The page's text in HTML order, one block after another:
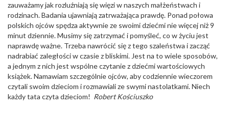
zauważamy jak rozluźniają się więzi w naszych małżeństwach i
rodzinach. Badania ujawniają zatrważająca prawdę. Ponad połowa
polskich ojców spędza aktywnie ze swoimi dziećmi nie więcej niż 9
minut dziennie. Musimy się zatrzymać i pomyśleć, co w życiu jest
naprawdę ważne. Trzeba nawrócić się z tego szaleństwa i zacząć
nadrabiać zaległości w czasie z bliskimi. Jest na to wiele sposobów,
a jednym z nich jest wspólne czytanie z dziećmi wartościowych
książek. Namawiam szczególnie ojców, aby codziennie wieczorem
czytali swoim dzieciom i rozmawiali ze swymi nastolatkami. Niech
każdy tata czyta dzieciom! Robert Kościuszko